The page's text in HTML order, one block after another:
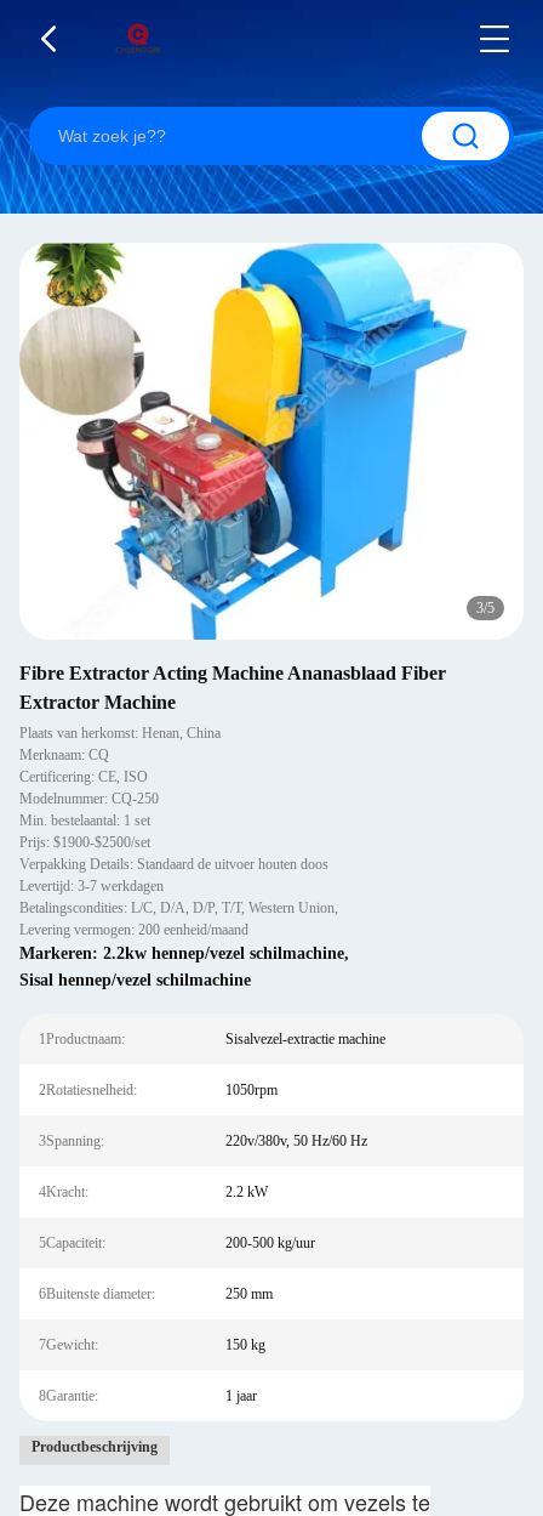
3/5
Fibre Extractor Acting Machine Ananasblaad Fiber
Extractor Machine
Plaats van herkomst: Henan, China
Merknaam: CQ
Certificering: CE, ISO
Modelnummer: CQ-250
Min. bestelaantal: 1 set
Prijs: $1900-$2500/set
Verpakking Details: Standaard de uitvoer houten doos
Levertijd: 3-7 werkdagen
Betalingscondities: L/C, D/A, D/P, T/T, Western Union,
Levering vermogen: 200 eenheid/maand
Markeren: 2.2kw hennep/vezel schilmachine,
Sisal hennep/vezel schilmachine
1Productnaam: Sisalvezel-extractie machine
2Rotatiesnelheid: 1050rpm
3Spanning: 220v/380v, 50 Hz/60 Hz
4Kracht: 2.2 kW
5Capaciteit: 200-500 kg/uur
6Buitenste diameter: 250 mm
7Gewicht: 150 kg
8Garantie: 1 jaar
Productbeschrijving
Deze machine wordt gebruikt om vezels te